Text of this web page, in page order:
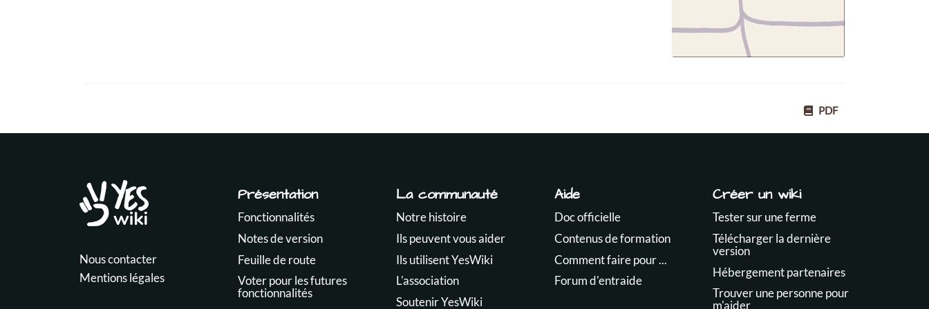
PDF
Nous contacter
Mentions légales
Présentation
Fonctionnalités
Notes de version
Feuille de route
Voter pour les futures
fonctionnalités
La communauté
Notre histoire
Ils peuvent vous aider
Ils utilisent YesWiki
L'association
Soutenir YesWiki
Aide
Doc officielle
Contenus de formation
Comment faire pour ...
Forum d'entraide
Créer un wiki
Tester sur une ferme
Télécharger la dernière
version
Hébergement partenaires
Trouver une personne pour
m'aider